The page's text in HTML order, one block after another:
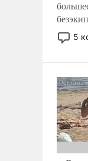
стало
и ее
5